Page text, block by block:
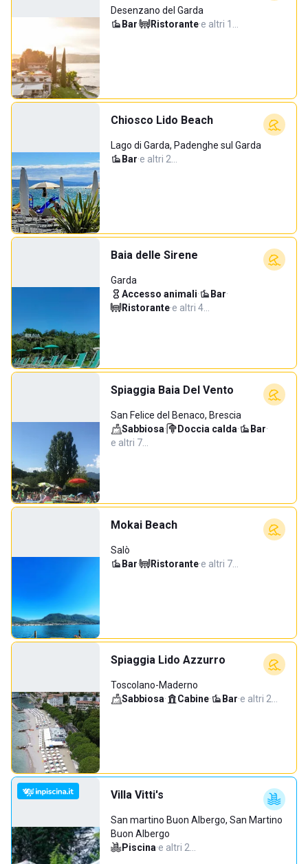
Desenzano del Garda
Bar· Ristorante·e altri 1…
Chiosco Lido Beach
Lago di Garda, Padenghe sul Garda
Bar·e altri 2…
Baia delle Sirene
Garda
Accesso animali· Bar·
Ristorante·e altri 4…
Spiaggia Baia Del Vento
San Felice del Benaco, Brescia
Sabbiosa· Doccia calda· Bar·
e altri 7…
Mokai Beach
Salò
Bar· Ristorante·e altri 7…
Spiaggia Lido Azzurro
Toscolano-Maderno
Sabbiosa· Cabine· Bar·e altri 2…
Villa Vitti's
San martino Buon Albergo, San Martino
Buon Albergo
Piscina·e altri 2…